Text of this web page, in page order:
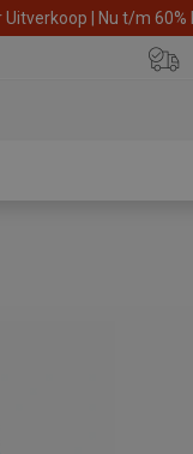
Uitverkoop | Nu t/m 60%